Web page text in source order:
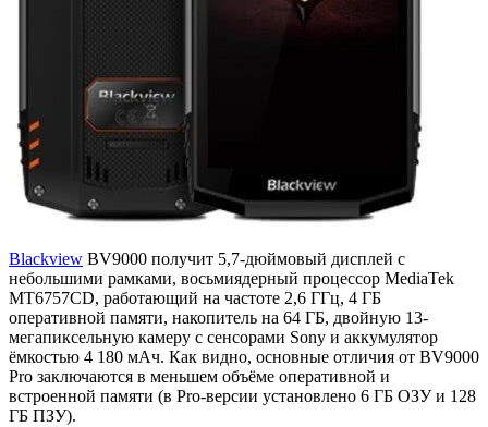
Blackview BV9000 получит 5,7-дюймовый дисплей с
небольшими рамками, восьмиядерный процессор MediaTek
MT6757CD, работающий на частоте 2,6 ГГц, 4 ГБ
оперативной памяти, накопитель на 64 ГБ, двойную 13-
мегапиксельную камеру с сенсорами Sony и аккумулятор
ёмкостью 4 180 мАч. Как видно, основные отличия от BV9000
Pro заключаются в меньшем объёме оперативной и
встроенной памяти (в Pro-версии установлено 6 ГБ ОЗУ и 128
ГБ ПЗУ).